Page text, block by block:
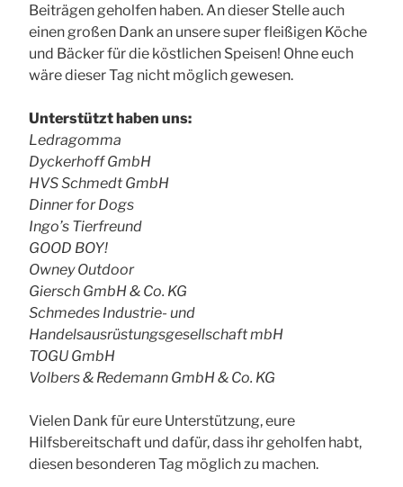
Beiträgen geholfen haben. An dieser Stelle auch
einen großen Dank an unsere super fleißigen Köche
und Bäcker für die köstlichen Speisen! Ohne euch
wäre dieser Tag nicht möglich gewesen.
Unterstützt haben uns:
Ledragomma
Dyckerhoff GmbH
HVS Schmedt GmbH
Dinner for Dogs
Ingo’s Tierfreund
GOOD BOY!
Owney Outdoor
Giersch GmbH & Co. KG
Schmedes Industrie- und
Handelsausrüstungsgesellschaft mbH
TOGU GmbH
Volbers & Redemann GmbH & Co. KG
Vielen Dank für eure Unterstützung, eure
Hilfsbereitschaft und dafür, dass ihr geholfen habt,
diesen besonderen Tag möglich zu machen.